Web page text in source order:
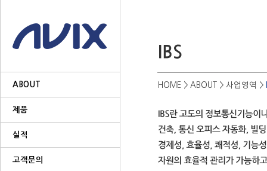
ABOUT
제품
실적
고객문의
HOME > ABOUT > 사업영역 >